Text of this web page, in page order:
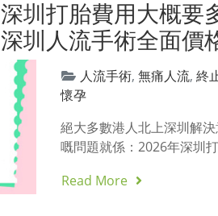
深圳打胎費用大概要
深圳人流手術全面價
人流手術,無痛人流,終
懷孕
絕大多數港人北上深圳解
嘅問題就係：2026年深圳
Read More